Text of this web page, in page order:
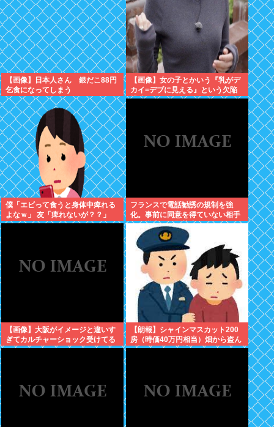
【画像】日本人さん 銀だこ88円
乞食になってしまう
【画像】女の子とかいう『乳がデ
カイ=デブに見える』という欠陥
構造www
僕「エビって食うと身体中痺れる
よなｗ」 友「痺れないが？？」
フランスで電話勧誘の規制を強
化。事前に同意を得ていない相手
への営業を原則禁止
【画像】大阪がイメージと違いす
ぎてカルチャーショック受けてる
【朗報】シャインマスカット200
房（時価40万円相当）畑から盗ん
だ疑いで男を逮捕へ